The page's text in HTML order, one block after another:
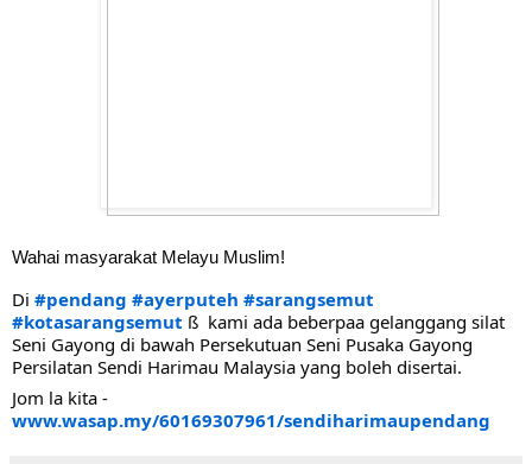
Wahai masyarakat Melayu Muslim!
Di #pendang #ayerputeh #sarangsemut
#kotasarangsemut ß  kami ada beberpaa gelanggang silat
Seni Gayong di bawah Persekutuan Seni Pusaka Gayong
Persilatan Sendi Harimau Malaysia yang boleh disertai.
Jom la kita -
www.wasap.my/60169307961/sendiharimaupendang